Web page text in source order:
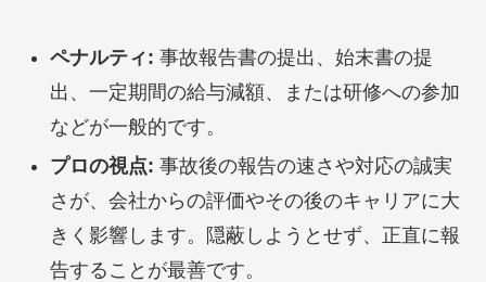
ペナルティ: 事故報告書の提出、始末書の提
出、一定期間の給与減額、または研修への参加
などが一般的です。
プロの視点: 事故後の報告の速さや対応の誠実
さが、会社からの評価やその後のキャリアに大
きく影響します。隠蔽しようとせず、正直に報
告することが最善です。